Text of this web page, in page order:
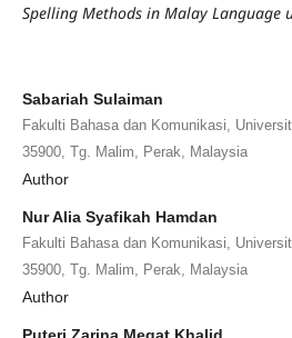
Spelling Methods in Malay Language
Sabariah Sulaiman
Fakulti Bahasa dan Komunikasi,
35900, Tg. Malim, Perak, Malaysia
Author
Nur Alia Syafikah Hamdan
Fakulti Bahasa dan Komunikasi,
35900, Tg. Malim, Perak, Malaysia
Author